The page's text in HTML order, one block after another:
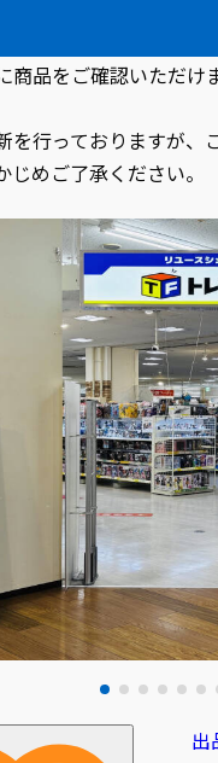
問い合わせの際には
商品をご確認いただけ
を行っておりますが、
じめご了承ください。
出